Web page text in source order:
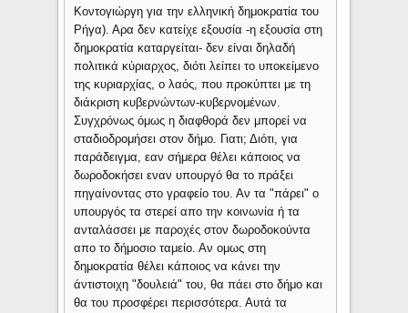
Κοντογιώργη για την ελληνική δημοκρατία του
Ρήγα). Αρα δεν κατείχε εξουσία -η εξουσία στη
δημοκρατία καταργείται- δεν είναι δηλαδή
πολιτικά κύριαρχος, διότι λείπει το υποκείμενο
της κυριαρχίας, ο λαός, που προκύπτει με τη
διάκριση κυβερνώντων-κυβερνομένων.
Συγχρόνως όμως η διαφθορά δεν μπορεί να
σταδιοδρομήσει στον δήμο. Γιατι; Διότι, για
παράδειγμα, εαν σήμερα θέλει κάποιος να
δωροδοκήσει εναν υπουργό θα το πράξει
πηγαίνοντας στο γραφείο του. Αν τα "πάρει" ο
υπουργός τα στερεί απο την κοινωνία ή τα
ανταλάσσει με παροχές στον δωροδοκούντα
απο το δήμοσιο ταμείο. Αν ομως στη
δημοκρατία θέλει κάποιος να κάνει την
άντιστοιχη "δουλειά" του, θα πάει στο δήμο και
θα του προσφέρει περισσότερα. Αυτά τα